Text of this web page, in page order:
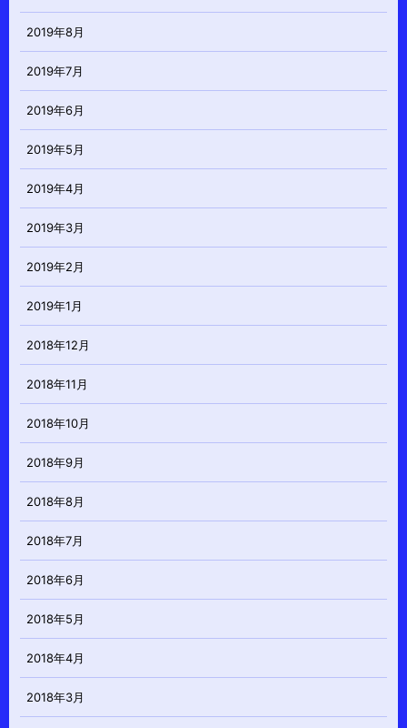
2019年8月
2019年7月
2019年6月
2019年5月
2019年4月
2019年3月
2019年2月
2019年1月
2018年12月
2018年11月
2018年10月
2018年9月
2018年8月
2018年7月
2018年6月
2018年5月
2018年4月
2018年3月